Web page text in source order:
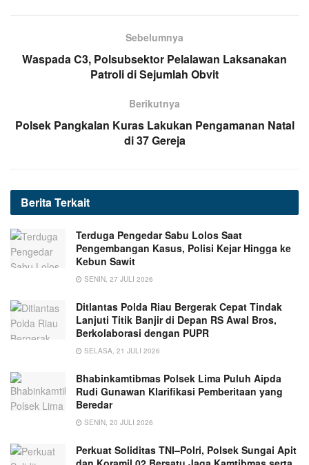
Sebelumnya
Waspada C3, Polsubsektor Pelalawan Laksanakan
Patroli di Sejumlah Obvit
Berikutnya
Polsek Pangkalan Kuras Lakukan Pengamanan Natal
di 37 Gereja
Berita Terkait
Terduga Pengedar Sabu Lolos Saat
Pengembangan Kasus, Polisi Kejar Hingga ke
Kebun Sawit
SENIN, 27 JULI 2026
Ditlantas Polda Riau Bergerak Cepat Tindak
Lanjuti Titik Banjir di Depan RS Awal Bros,
Berkolaborasi dengan PUPR
SELASA, 21 JULI 2026
Bhabinkamtibmas Polsek Lima Puluh Aipda
Rudi Gunawan Klarifikasi Pemberitaan yang
Beredar
SENIN, 20 JULI 2026
Perkuat Soliditas TNI–Polri, Polsek Sungai Apit